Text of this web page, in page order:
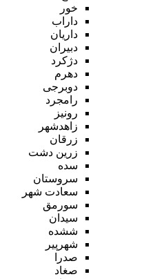
خور
داراب
داریان
دبیران
دژکرد
دهرم
دوبرجی
رامجرد
رونیز
زاهدشهر
زرقان
زرین دشت
سده
سروستان
سعادت شهر
سورمق
سیدان
ششده
شهرپیر
صدرا
صغاد